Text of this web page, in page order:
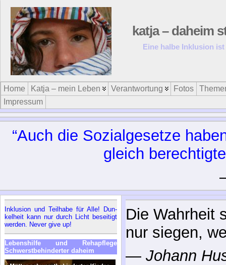
katja – daheim
Eine halbe Inklusion
Home Katja – mein Leben Verantwortung Fotos
Impressum
In­klu­si­on und Teil­ha­be für Al­le! Dun­
kel­heit kann nur durch Licht be­sei­tigt
wer­den. Ne­ver gi­ve up!
Le­bens­hil­fe und Re­h­a­pfle­ge
Schwerst­be­hin­der­ter da­heim
Die Wahrheit
nur siegen,
— Johann